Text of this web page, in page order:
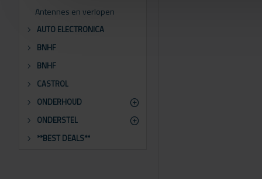
Antennes en verlopen
AUTO ELECTRONICA
BNHF
BNHF
CASTROL
ONDERHOUD
ONDERSTEL
**BEST DEALS**